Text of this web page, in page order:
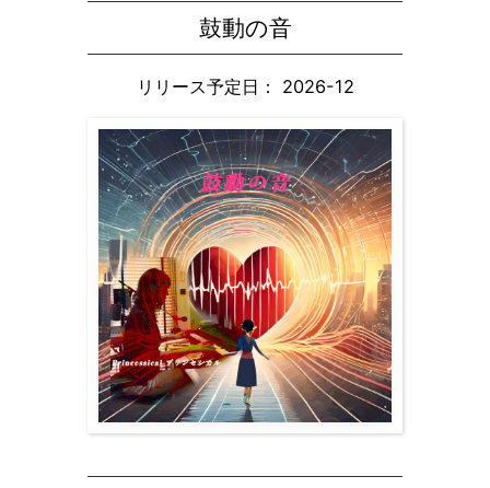
鼓動の音
リリース予定日： 2026-12